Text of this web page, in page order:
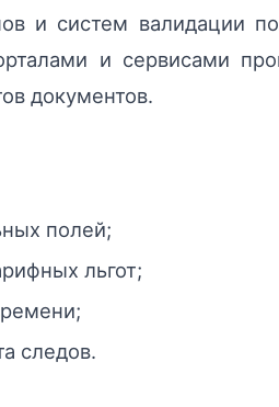
и систем валидации
и сервисами
документов.
полей;
льгот;
следов.